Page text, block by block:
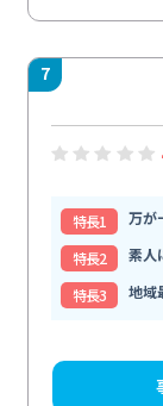
7
特⻑1
万が
特⻑2
素人
特⻑3
地域